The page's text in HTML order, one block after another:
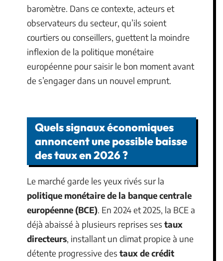
baromètre. Dans ce contexte, acteurs et
observateurs du secteur, qu’ils soient
courtiers ou conseillers, guettent la moindre
inflexion de la politique monétaire
européenne pour saisir le bon moment avant
de s’engager dans un nouvel emprunt.
Quels signaux économiques
annoncent une possible baisse
des taux en 2026 ?
Le marché garde les yeux rivés sur la
politique monétaire de la banque centrale
européenne (BCE). En 2024 et 2025, la BCE a
déjà abaissé à plusieurs reprises ses taux
directeurs, installant un climat propice à une
détente progressive des taux de crédit